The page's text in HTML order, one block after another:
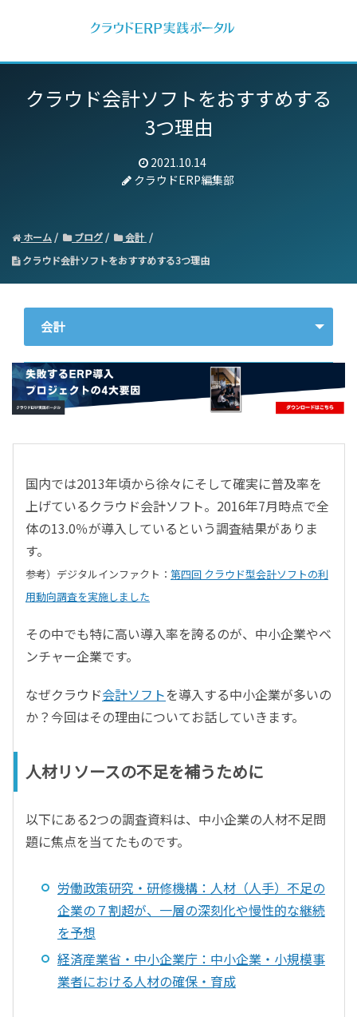
クラウド会計ソフトをおすすめする
3つ理由
2021.10.14
クラウドERP編集部
ホーム ブログ
会計
クラウド会計ソフトをおすすめする3つ理由
会計
ERP
会計
CRM／営業支援／Eコマース
DX（2025年の崖）／クラウドコンピューティング
データ分析／BI
ガバナンス／リスク管理
BPR／業務改善
国内では2013年頃から徐々にそして確実に普及率を
上げているクラウド会計ソフト。2016年7月時点で全
体の13.0％が導入しているという調査結果がありま
す。
参考）デジタルインファクト： 第四回 クラウド型会計ソフトの利
用動向調査を実施しました
その中でも特に高い導入率を誇るのが、中小企業やベ
ンチャー企業です。
なぜクラウド会計ソフトを導入する中小企業が多いの
か？今回はその理由についてお話していきます。
人材リソースの不足を補うために
以下にある2つの調査資料は、中小企業の人材不足問
題に焦点を当てたものです。
労働政策研究・研修機構：人材（人手）不足の
企業の７割超が、一層の深刻化や慢性的な継続
を予想
経済産業省・中小企業庁：中小企業・小規模事
業者における人材の確保・育成